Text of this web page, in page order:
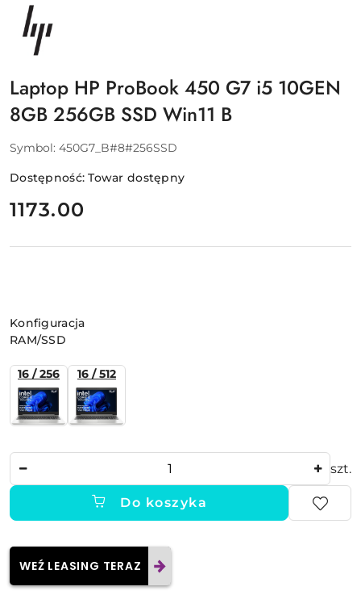
NAZWA
PRODUCENTA:
HP
Laptop HP ProBook 450 G7 i5 10GEN
8GB 256GB SSD Win11 B
Symbol: 450G7_B#8#256SSD
Dostępność:Towar dostępny
cena:
1173.00
Wariant
Konfiguracja
RAM/SSD
16 / 256 16 / 512
szt.
Do koszyka
WEŹ LEASING TERAZ